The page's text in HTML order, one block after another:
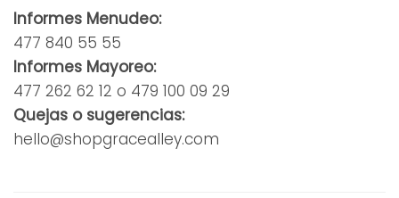
Informes Menudeo:
477 840 55 55
Informes Mayoreo:
477 262 62 12 o 479 100 09 29
Quejas o sugerencias:
hello@shopgracealley.com